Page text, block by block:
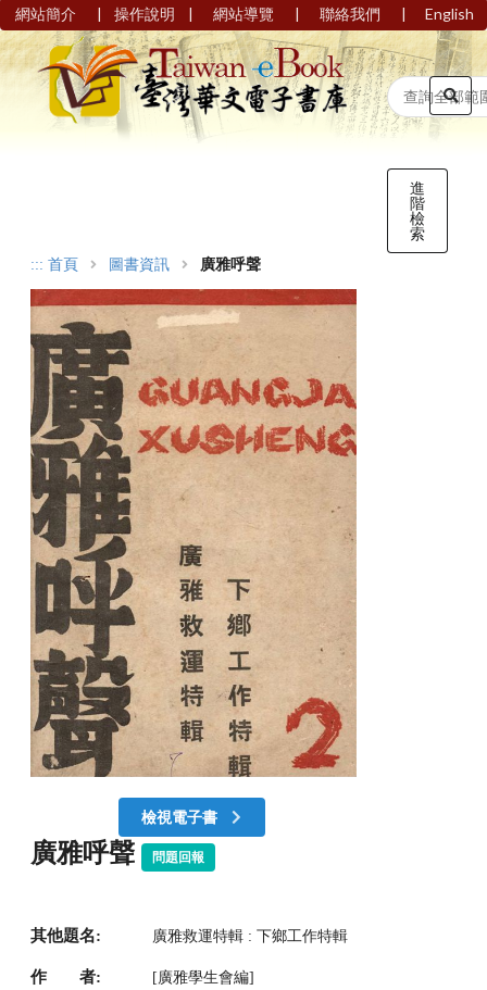
網站簡介 | 操作說明 | 網站導覽 | 聯絡我們 | English
進
階
檢
索
::: 首頁 圖書資訊 廣雅呼聲
檢視電子書
廣雅呼聲 問題回報
其他題名: 廣雅救運特輯 : 下鄉工作特輯
作 者: [廣雅學生會編]